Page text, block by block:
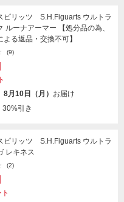
ピリッツ S.H.Figuarts ウルトラ
ルーナアーマー 【処分品の為、
よる返品・交換不可】
(9)
8月10日（月） お届け
30%引き
ピリッツ S.H.Figuarts ウルトラ
レキネス
(2)